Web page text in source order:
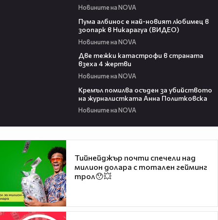
Новините на NOVA
Пума албинос е най-новият любимец в
зоопарк в Никарагуа (ВИДЕО)
Новините на NOVA
Две тежки катастрофи в страната
взеха 4 жертви
Новините на NOVA
Кремъл помилва осъден за убийството
на журналистката Анна Политковска
Новините на NOVA
Тийнейджър почти спечели над
милион долара с тотален гейминг
трол😯💥